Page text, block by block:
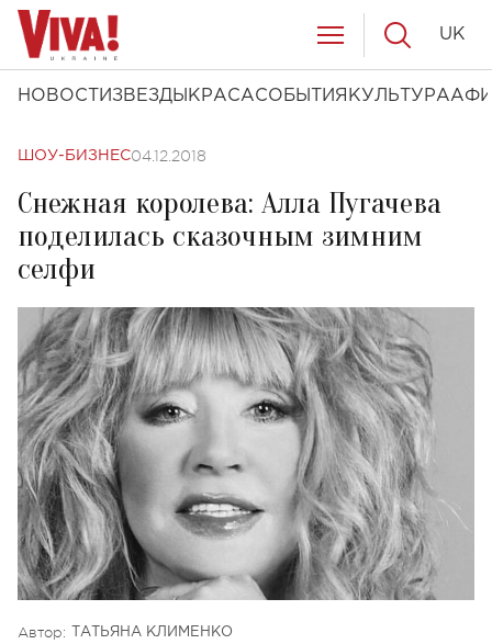
НОВОСТИ ЗВЕЗДЫ КРАСАСОБЫТИЯ КУЛЬТУРА
UK
ШОУ-БИЗНЕС04.12.2018
Снежная королева: Алла Пугачева
поделилась сказочным зимним
селфи
Автор: ТАТЬЯНА КЛИМЕНКО